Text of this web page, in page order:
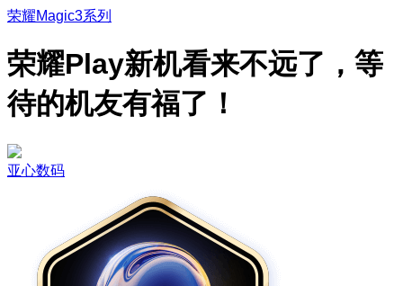
荣耀Magic3系列
荣耀Play新机看来不远了，等
待的机友有福了！
亚心数码